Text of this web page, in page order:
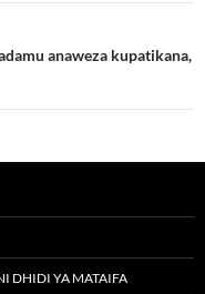
anaweza kupatikana,
DHIDI YA MATAIFA